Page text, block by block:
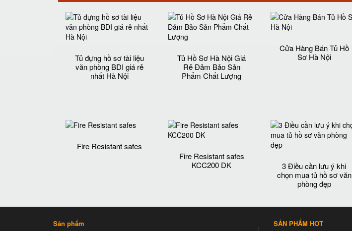
Tủ đựng hồ sơ tài liệu
văn phòng BDI giá rẻ
nhất Hà Nội
Tủ Hồ Sơ Hà Nội Giá
Rẻ Đảm Bảo Sản
Phẩm Chất Lượng‎
Cửa Hàng Bán Tủ Hồ
Sơ Hà Nội
Fire Resistant safes
Fire Resistant safes
KCC200 DK
3 Điều cần lưu ý khi
chọn mua tủ hồ sơ văn
phòng đẹp
Sản phẩm
SẢN PHẨM HOT